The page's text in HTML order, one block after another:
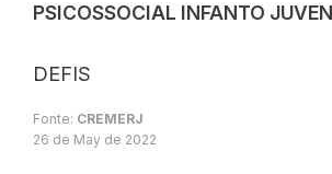
PSICOSSOCIAL INFANTO
DEFIS
Fonte: CREMERJ
26 de May de 2022